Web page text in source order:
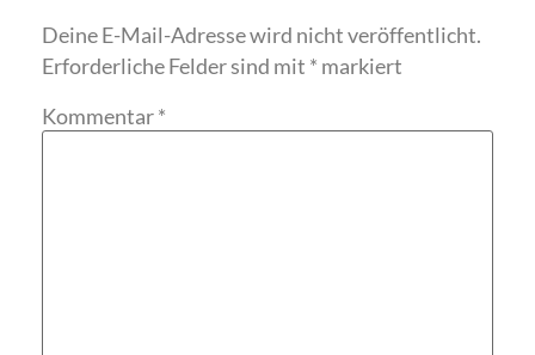
Deine E-Mail-Adresse wird nicht veröffentlicht.
Erforderliche Felder sind mit * markiert
Kommentar*